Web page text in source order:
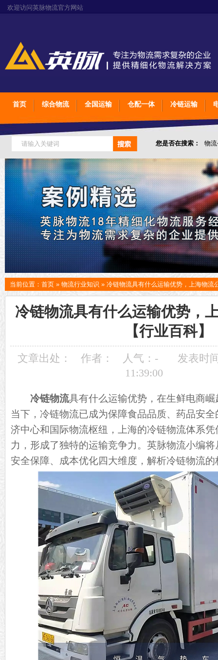
欢迎访问英脉物流官方网站
首页 综合物流 全国运输 仓配一体 冷链运输
您是否在搜索： 物
仓储综合专业定制物
当前位置： 首页 » 物流行业知识 » 冷链物流具有什么运输优势，上海物流
冷链物流具有什么运输优势，
【行业百科】
文章出处： 作者： 人气： -
发表时
11:39:00
冷链物流具有什么运输优势，在生鲜电商
当下，冷链物流已成为保障食品品质、药品安
济中心和国际物流枢纽，上海的冷链物流体系
力，形成了独特的运输竞争力。英脉物流小编
安全保障、成本优化四大维度，解析冷链物流的